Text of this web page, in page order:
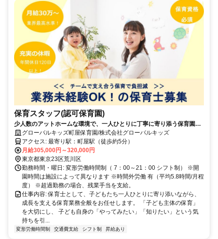
保育スタッフ(認可保育園)
少人数のアットホームな環境で、一人ひとりに丁寧に寄り添う保育園。
子どもの思いに共感しながら主体的な経験を大切にし、生きる力を育ん
でいます。
グローバルキッズ町屋保育園/株式会社グローバルキッズ
アクセス: 最寄り駅：町屋駅（徒歩約5分）
月給305,000円～320,000円
東京都東京23区荒川区
勤務時間・曜日: 変形労働時間制（ 7：00～21：00 シフト制） ※開
園時間は施設によって異なります ※時間外労働 有（平均5.8時間/月程
度） ※超過勤務の場合、残業手当を支給。
仕事内容: 保育士として、子どもたち一人ひとりに寄り添いながら、
成長を支える保育業務全般をお任せします。 「子ども主体の保育」
を大切にし、 子ども自身の「やってみたい」「知りたい」という気
持ちを引...
変形労働時間制 交通費支給 シフト制 昇給あり